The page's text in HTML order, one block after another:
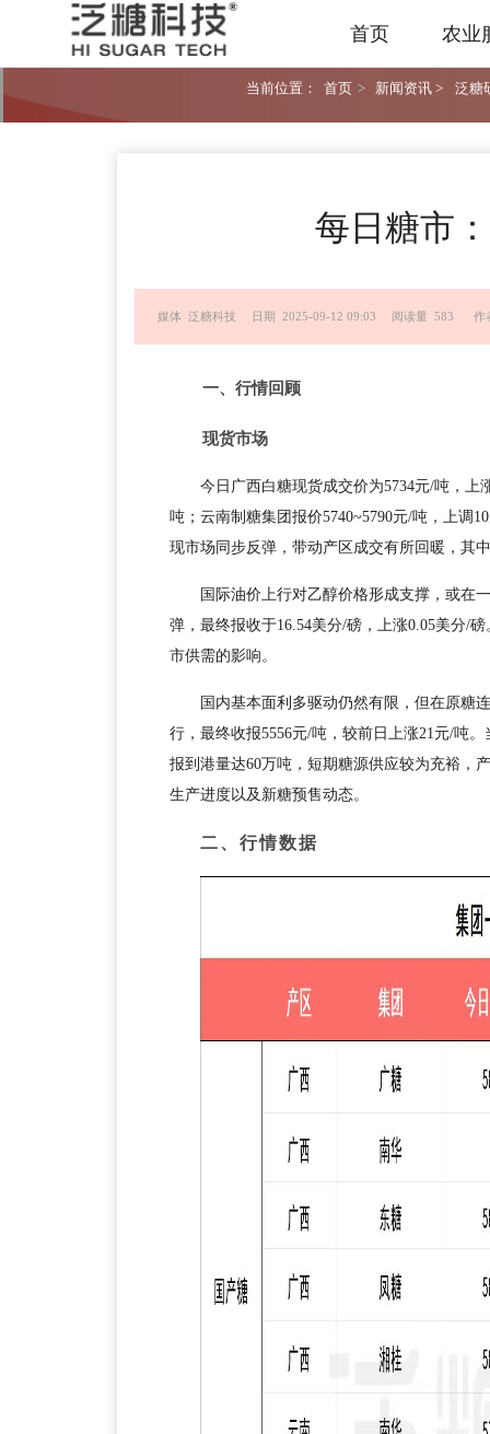
首页 农业
当前位置： 首页 > 新闻资讯 > 泛糖
每日糖市
媒体 泛糖科技 日期 2025-09-12 09:03 阅读量 583 作
一、行情回顾
现货市场
今日广西白糖现货成交价为5734元/吨，上
吨；云南制糖集团报价5740~5790元/吨，上调
现市场同步反弹，带动产区成交有所回暖，其
国际油价上行对乙醇价格形成支撑，或在
弹，最终报收于16.54美分/磅，上涨0.05美分/
市供需的影响。
国内基本面利多驱动仍然有限，但在原糖
行，最终收报5556元/吨，较前日上涨21元/吨
报到港量达60万吨，短期糖源供应较为充裕，
生产进度以及新糖预售动态。
二、行情数据